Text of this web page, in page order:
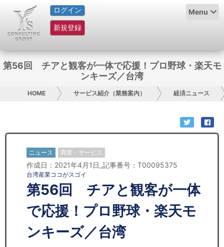
ログイン
新規登録
Menu
HOME
サービス紹介
お問い合わせ
日本人にPR
コンサルティング
リサーチ
セミナー
第56回 チアと観客が一体で応援！プロ野球・楽天モ
ンキーズ／台湾
HOME サービス紹介（業務案内） 経済ニュース
ニュース 商業・サービス
作成日：2021年4月1日_記事番号：T00095375
台湾産業ココがスゴイ
第56回 チアと観客が一体
で応援！プロ野球・楽天モ
ンキーズ／台湾